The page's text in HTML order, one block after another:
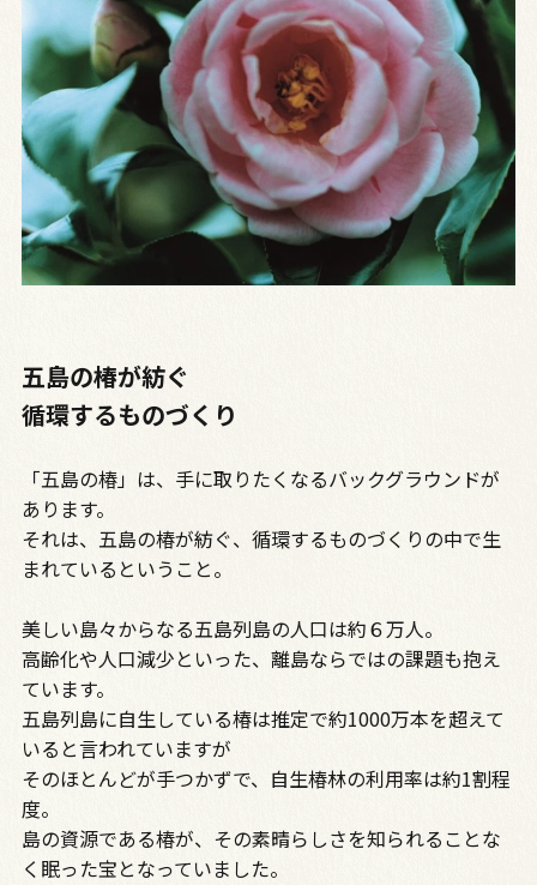
五島の椿が紡ぐ
循環するものづくり
「五島の椿」は、手に取りたくなるバックグラウンドが
あります。
それは、五島の椿が紡ぐ、循環するものづくりの中で生
まれているということ。
美しい島々からなる五島列島の人口は約６万人。
高齢化や人口減少といった、離島ならではの課題も抱え
ています。
五島列島に自生している椿は推定で約1000万本を超えて
いると言われていますが
そのほとんどが手つかずで、自生椿林の利用率は約1割程
度。
島の資源である椿が、その素晴らしさを知られることな
く眠った宝となっていました。